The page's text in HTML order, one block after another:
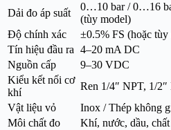
Dải đo áp suất
0…10 bar / 0…16
(tùy model)
Độ chính xác
±0.5% FS (hoặc tùy
Tín hiệu đầu ra 4–20 mA DC
Nguồn cấp
9–30 VDC
Kiểu kết nối cơ
khí
Ren 1/4″ NPT, 1/
Vật liệu vỏ
Inox / Thép không
Môi chất đo
Khí, nước, dầu,